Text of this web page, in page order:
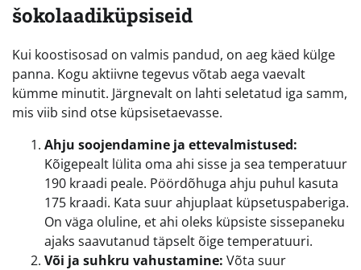
šokolaadiküpsiseid
Kui koostisosad on valmis pandud, on aeg käed külge
panna. Kogu aktiivne tegevus võtab aega vaevalt
kümme minutit. Järgnevalt on lahti seletatud iga samm,
mis viib sind otse küpsisetaevasse.
Ahju soojendamine ja ettevalmistused:
Kõigepealt lülita oma ahi sisse ja sea temperatuur
190 kraadi peale. Pöördõhuga ahju puhul kasuta
175 kraadi. Kata suur ahjuplaat küpsetuspaberiga.
On väga oluline, et ahi oleks küpsiste sissepaneku
ajaks saavutanud täpselt õige temperatuuri.
Või ja suhkru vahustamine: Võta suur